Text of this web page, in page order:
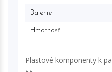
Balenie
Hmotnosť
Plastové komponenty k